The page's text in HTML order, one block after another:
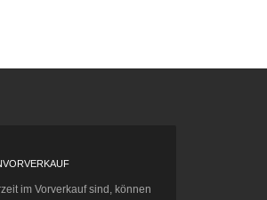
im Vorverkauf sind, können